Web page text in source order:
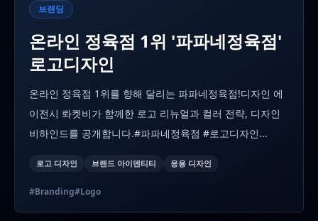
브랜딩
온라인 정육점 1위 '파파네정육점'
로고디자인
온라인 정육점 1위를 향해 달리는 파파네정육점!디자인 에
이전시 롸켓비가 함께한 로고 리뉴얼과 컬러 전략, 디자인
비하인드를 공개합니다.#파파네정육점 #로고디자인...
로고 디자인 브랜드 아이덴티티 응용 디자인
#Branding#Logo